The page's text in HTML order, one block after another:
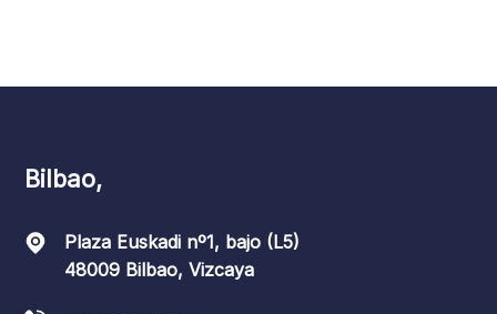
Bilbao,
Plaza Euskadi nº1, bajo (L5)
48009 Bilbao, Vizcaya